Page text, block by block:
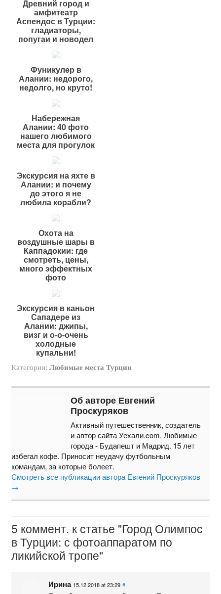
Древний город и
амфитеатр
Аспендос в Турции:
гладиаторы,
попугаи и новодел
Фуникулер в
Алании: недорого,
недолго, но круто!
Набережная
Алании: 40 фото
нашего любимого
места для прогулок
Экскурсия на яхте в
Алании: и почему
до этого я не
любила корабли?
Охота на
воздушные шары в
Каппадокии: где
смотреть, цены,
много эффектных
фото
Экскурсия в каньон
Сападере из
Алании: джипы,
визг и о-о-очень
холодные
купальни!
Категории: Любимые места Турции
Об авторе Евгений
Проскуряков
Активный путешественник, создатель
и автор сайта Уехали.com. Любимые
города - Будапешт и Мадрид. 15 лет
избегал кофе. Приносит неудачу футбольным
командам, за которые болеет.
Смотреть все публикации автора Евгений Проскуряков
→
5 коммент. к статье "Город Олимпос
в Турции: с фотоаппаратом по
ликийской тропе"
Ирина 15.12.2018 at 23:29 #